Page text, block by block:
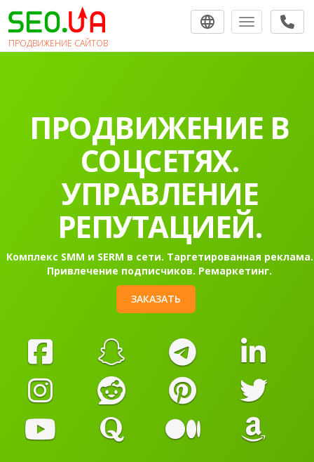
ПРОДВИЖЕНИЕ САЙТОВ
Toggle
ПРОДВИЖЕНИЕ В
СОЦСЕТЯХ.
УПРАВЛЕНИЕ
РЕПУТАЦИЕЙ.
Комплекс SMM и SERM в сети. Таргетированная реклама.
Привлечение подписчиков. Ремаркетинг.
ЗАКАЗАТЬ